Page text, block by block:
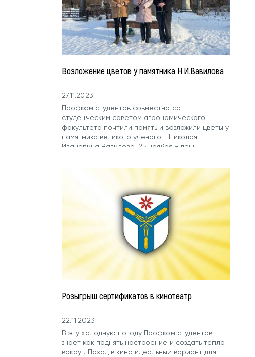
Возложение цветов у памятника Н.И.Вавилова
27.11.2023
Профком студентов совместно со
студенческим советом агрономического
факультета почтили память и возложили цветы у
памятника великого учёного - Николая
Ивановича Вавилова. 25 ноября - день
Розыгрыш сертификатов в кинотеатр
22.11.2023
В эту холодную погоду Профком студентов
знает как поднять настроение и создать тепло
вокруг. Поход в кино идеальный вариант для